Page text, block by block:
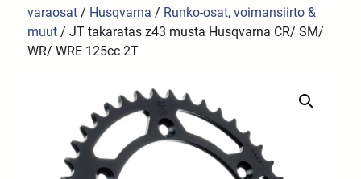
varaosat / Husqvarna / Runko-osat, voimansiirto &
muut / JT takaratas z43 musta Husqvarna CR/ SM/
WR/ WRE 125cc 2T